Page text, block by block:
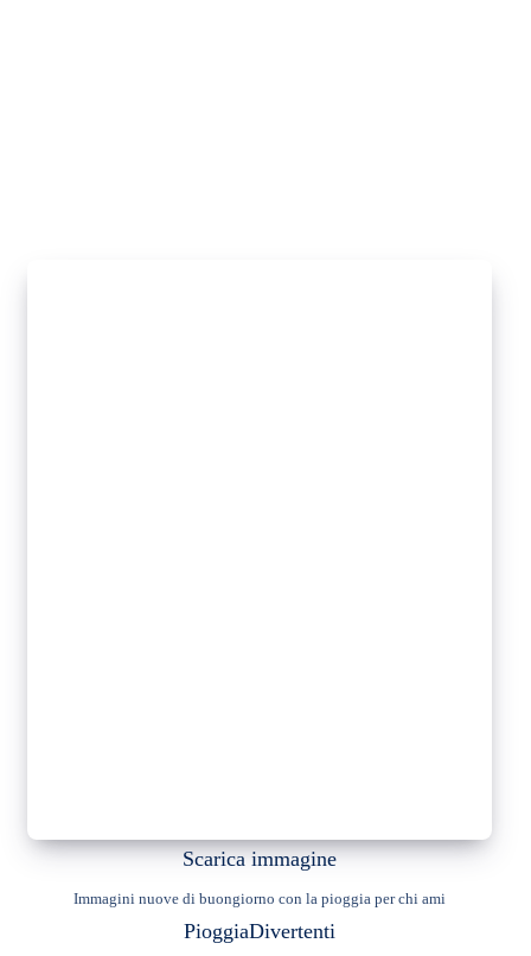
Scarica immagine
Immagini nuove di buongiorno con la pioggia per chi ami
PioggiaDivertenti